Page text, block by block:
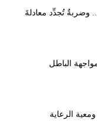
تُجدِّد معادلةَ
الباطل
الرعاية